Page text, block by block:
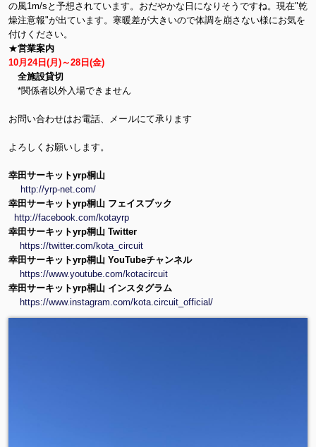
の風1m/sと予想されています。おだやかな日になりそうですね。現在"乾
燥注意報"が出ています。寒暖差が大きいので体調を崩さない様にお気を
付けください。
★営業案内
10月24日(月)～28日(金)
全施設貸切
*関係者以外入場できません
お問い合わせはお電話、メールにて承ります
よろしくお願いします。
幸田サーキットyrp桐山
http://yrp-net.com/
幸田サーキットyrp桐山 フェイスブック
http://facebook.com/kotayrp
幸田サーキットyrp桐山 Twitter
https://twitter.com/kota_circuit
幸田サーキットyrp桐山 YouTubeチャンネル
https://www.youtube.com/kotacircuit
幸田サーキットyrp桐山 インスタグラム
https://www.instagram.com/kota.circuit_official/